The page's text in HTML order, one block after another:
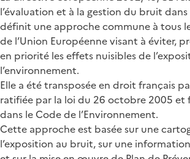
l’évaluation et à la gestion du bruit
définit une approche commune à tous
de l’Union Européenne visant à éviter,
en priorité les effets nuisibles de
l’environnement.
Elle a été transposée en droit français
ratifiée par la loi du 26 octobre 2005 et
dans le Code de l’Environnement.
Cette approche est basée sur une
l’exposition au bruit, sur une